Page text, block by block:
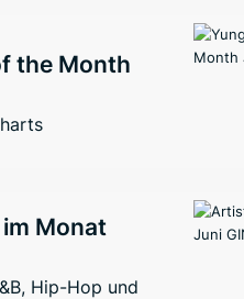
the Month
Monat
Hip-Hop und